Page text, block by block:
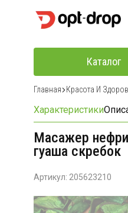
Каталог
Главная Красота И
Характеристики
Масажер
гуаша скребок
Артикул: 205623210